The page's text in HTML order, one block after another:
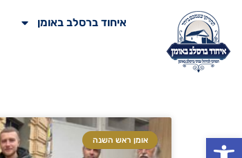
פתח סרגל נגישות
איחוד ברסלב באומן
אומן ראש השנה